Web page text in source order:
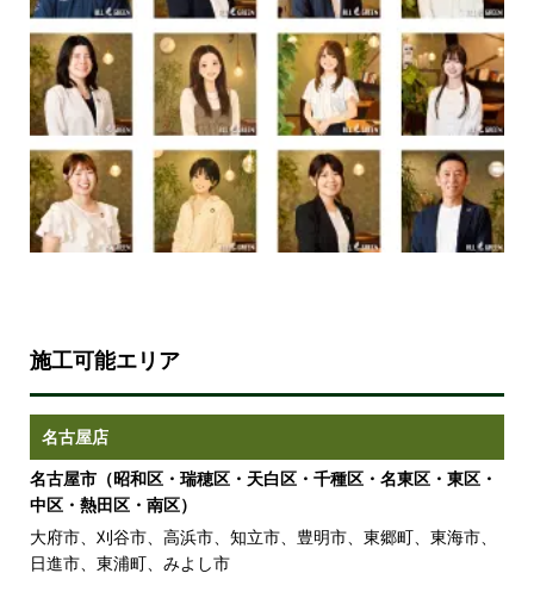
施工可能エリア
名古屋店
名古屋市（昭和区・瑞穂区・天白区・千種区・名東区・東区・
中区・熱田区・南区）
大府市、刈谷市、高浜市、知立市、豊明市、東郷町、東海市、
日進市、東浦町、みよし市